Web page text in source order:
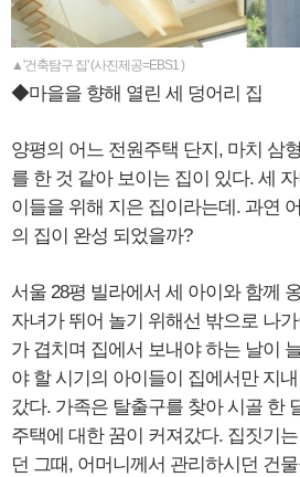
▲'건축탐구 집' (사진제공=EBS1 )
◆마을을 향해 열린 세 덩어리 집
양평의 어느 전원주택 단지, 마치 삼
를 한 것 같아 보이는 집이 있다. 세
이들을 위해 지은 집이라는데. 과연
의 집이 완성 되었을까?
서울 28평 빌라에서 세 아이와 함께
자녀가 뛰어 놀기 위해선 밖으로 나
가 겹치며 집에서 보내야 하는 날이
야 할 시기의 아이들이 집에서만 지
갔다. 가족은 탈출구를 찾아 시골 한
주택에 대한 꿈이 커져갔다. 집짓기
던 그때, 어머니께서 관리하시던 건